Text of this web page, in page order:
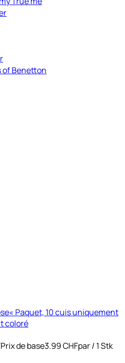
of Benetton
Paquet, 10 cuis uniquement
coloré
Prix de base3.99 CHFpar/ 1 Stk